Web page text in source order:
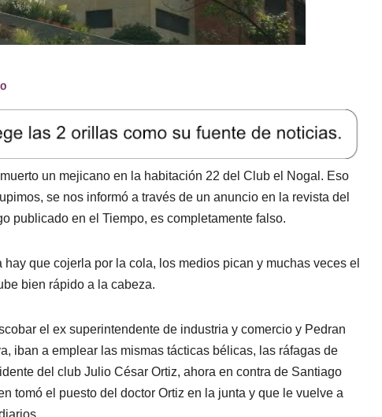
un mejicano en la habitación 22 del Club el Nogal. Eso
se nos informó a través de un anuncio en la revista del
publicado en el Tiempo, es completamente falso.
que cojerla por la cola, los medios pican y muchas veces el
bien rápido a la cabeza.
el ex superintendente de industria y comercio y Pedran
iban a emplear las mismas tácticas bélicas, las ráfagas de
del club Julio César Ortiz, ahora en contra de Santiago
tomó el puesto del doctor Ortiz en la junta y que le vuelve a